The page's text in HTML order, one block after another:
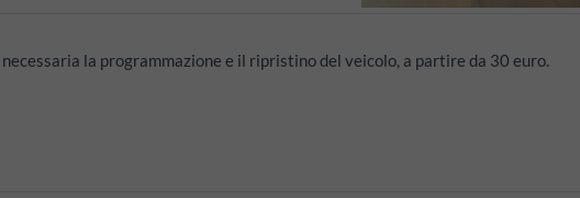
necessaria la programmazione e il ripristino del veicolo, a partire da 30 euro.